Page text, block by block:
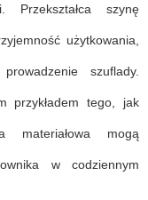
Przekształca szynę
użytkowania,
szuflady.
przykładem tego, jak
materiałowa mogą
w codziennym